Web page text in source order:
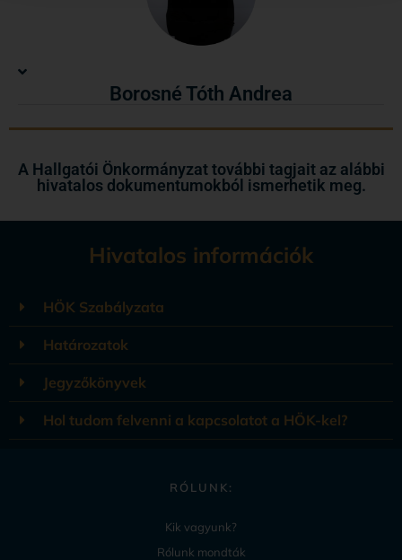
Borosné Tóth Andrea
A Hallgatói Önkormányzat további tagjait az alábbi
hivatalos dokumentumokból ismerhetik meg.
Hivatalos információk
HÖK Szabályzata
Határozatok
Jegyzőkönyvek
Hol tudom felvenni a kapcsolatot a HÖK-kel?
RÓLUNK:
Kik vagyunk?
Rólunk mondták